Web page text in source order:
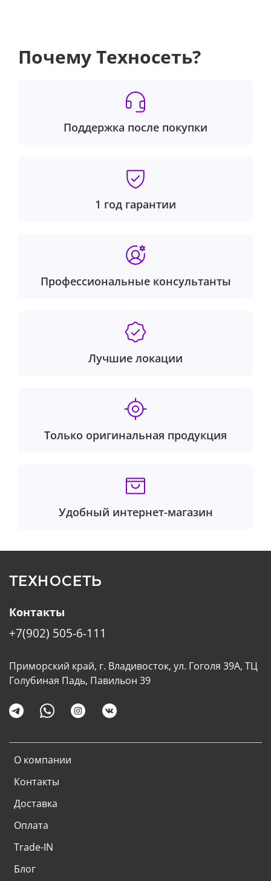
Почему Техносеть?
Поддержка после покупки
1 год гарантии
Профессиональные консультанты
Лучшие локации
Только оригинальная продукция
Удобный интернет-магазин
ТЕХНОСЕТЬ
О компании
Контакты
Доставка
Оплата
Trade-IN
Блог
Контакты
+7(902) 505-6-111
Приморский край, г. Владивосток, ул. Гоголя 39А, ТЦ
Голубиная Падь, Павильон 39